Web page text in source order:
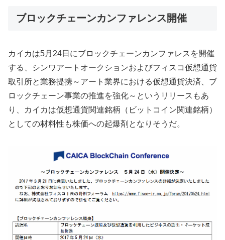
ブロックチェーンカンファレンス開催
カイカは5月24日にブロックチェーンカンファレスを開催
する、シンワアートオークションおよびフィスコ仮想通貨
取引所と業務提携～アート業界における仮想通貨決済、ブ
ロックチェーン事業の推進を強化～というリリースもあ
り、カイカは仮想通貨関連銘柄（ビットコイン関連銘柄）
としての材料性も株価への起爆剤となりそうだ。